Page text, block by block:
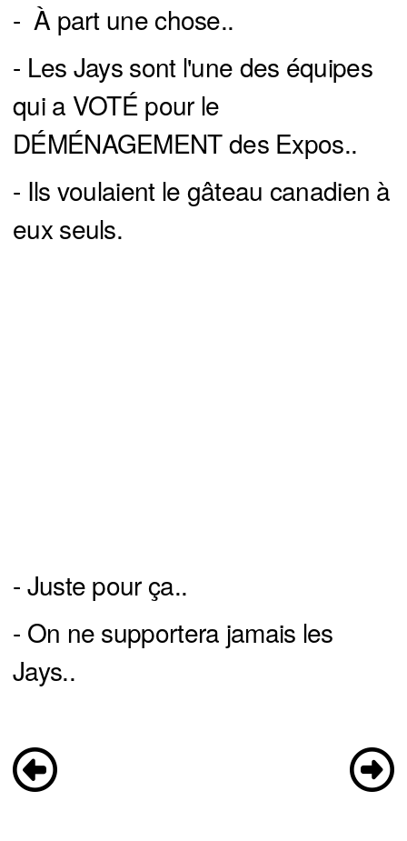
- À part une chose..
- Les Jays sont l'une des équipes
qui a VOTÉ pour le
DÉMÉNAGEMENT des Expos..
- Ils voulaient le gâteau canadien à
eux seuls.
- Juste pour ça..
- On ne supportera jamais les
Jays..